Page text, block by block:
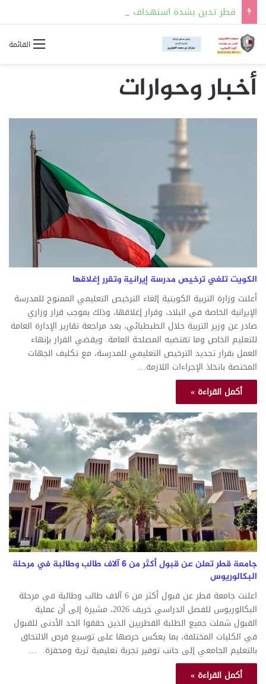
القائمة
أخبار وحوارات
الكويت تلغي ترخيص مدرسة إيرانية وتقرر إغلاقها
أعلنت وزارة التربية الكويتية إلغاء الترخيص التعليمي الممنوح للمدرسة
الإيرانية الخاصة في البلاد، وقرار إغلاقها، وذلك بموجب قرار وزاري
صادر عن وزير التربية جلال الطبطبائي، بعد مراجعة تقارير الإدارة العامة
للتعليم الخاص وما تقتضيه المصلحة العامة. ويقضي القرار بإنهاء
العمل بقرار تجديد الترخيص التعليمي للمدرسة، مع تكليف الجهات
المختصة باتخاذ الإجراءات اللازمة…
أكمل القراءة »
جامعة قطر تعلن عن قبول أكثر من 6 آلاف طالب وطالبة في مرحلة
البكالوريوس
اعلنت جامعة قطر عن قبول أكثر من 6 آلاف طالب وطالبة في مرحلة
البكالوريوس للفصل الدراسي خريف 2026، مشيرة إلى أن عملية
القبول شملت جميع الطلبة القطريين الذين حققوا الحد الأدنى للقبول
في الكليات المختلفة، بما يعكس حرصها على توسيع فرص الالتحاق
بالتعليم الجامعي إلى جانب توفير تجربة تعليمية ثرية ومحفزة. …
أكمل القراءة »